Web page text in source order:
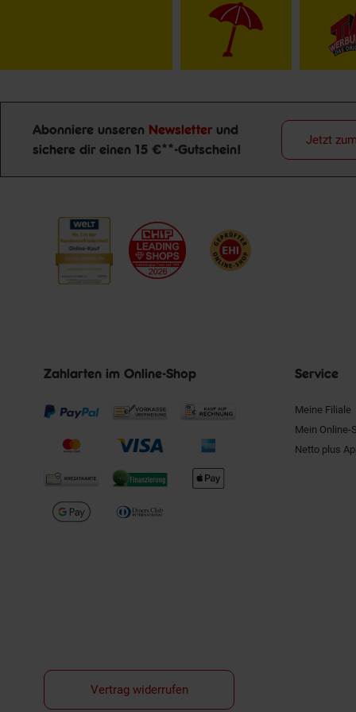
Newsletter Anmeldung
Abonniere unseren Newsletter und
sichere dir einen 15 €**-Gutschein!
Jetzt
Zahlarten im Online-Shop Service
Meine Filiale
Mein Online-
Netto plus
Vertrag widerrufen